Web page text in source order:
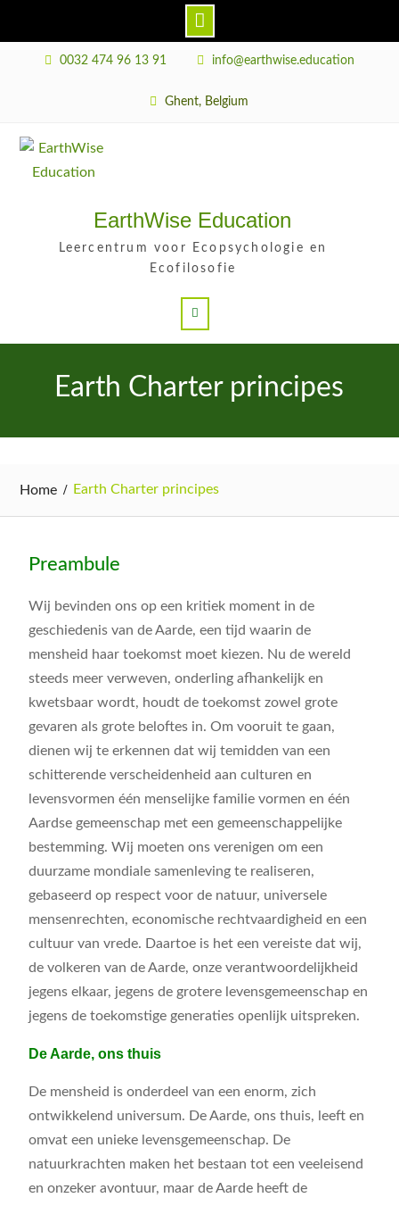
0032 474 96 13 91 info@earthwise.education
Ghent, Belgium
EarthWise Education
Leercentrum voor Ecopsychologie en
Ecofilosofie
Search
Earth Charter principes
Home Earth Charter principes
Preambule
Wij bevinden ons op een kritiek moment in de
geschiedenis van de Aarde, een tijd waarin de
mensheid haar toekomst moet kiezen. Nu de wereld
steeds meer verweven, onderling afhankelijk en
kwetsbaar wordt, houdt de toekomst zowel grote
gevaren als grote beloftes in. Om vooruit te gaan,
dienen wij te erkennen dat wij temidden van een
schitterende verscheidenheid aan culturen en
levensvormen één menselijke familie vormen en één
Aardse gemeenschap met een gemeenschappelijke
bestemming. Wij moeten ons verenigen om een
duurzame mondiale samenleving te realiseren,
gebaseerd op respect voor de natuur, universele
mensenrechten, economische rechtvaardigheid en een
cultuur van vrede. Daartoe is het een vereiste dat wij,
de volkeren van de Aarde, onze verantwoordelijkheid
jegens elkaar, jegens de grotere levensgemeenschap en
jegens de toekomstige generaties openlijk uitspreken.
De Aarde, ons thuis
De mensheid is onderdeel van een enorm, zich
ontwikkelend universum. De Aarde, ons thuis, leeft en
omvat een unieke levensgemeenschap. De
natuurkrachten maken het bestaan tot een veeleisend
en onzeker avontuur, maar de Aarde heeft de